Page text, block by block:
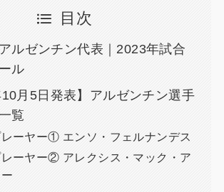
目次
ルゼンチン代表｜2023年試合
ル
10月5日発表】アルゼンチン選手
覧
ーヤー① エンソ・フェルナンデス
ーヤー② アレクシス・マック・ア